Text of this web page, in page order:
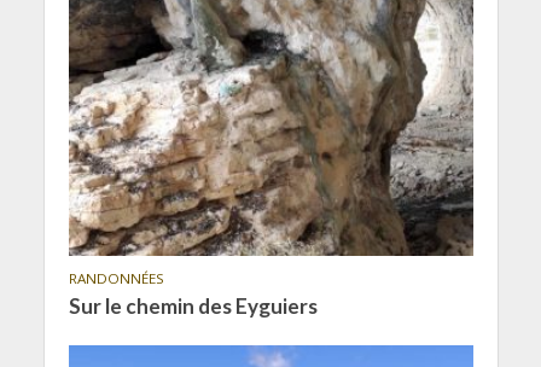
RANDONNÉES
Sur le chemin des Eyguiers